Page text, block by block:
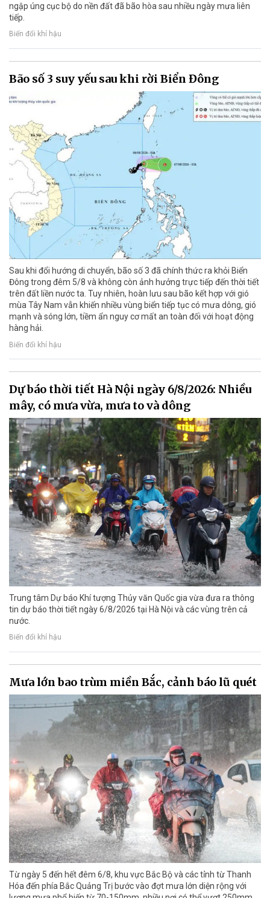
ngập úng cục bộ do nền đất đã bão hòa sau nhiều ngày mưa liên
tiếp.
Biến đổi khí hậu
Bão số 3 suy yếu sau khi rời Biển Đông
Sau khi đổi hướng di chuyển, bão số 3 đã chính thức ra khỏi Biển
Đông trong đêm 5/8 và không còn ảnh hưởng trực tiếp đến thời tiết
trên đất liền nước ta. Tuy nhiên, hoàn lưu sau bão kết hợp với gió
mùa Tây Nam vẫn khiến nhiều vùng biển tiếp tục có mưa dông, gió
mạnh và sóng lớn, tiềm ẩn nguy cơ mất an toàn đối với hoạt động
hàng hải.
Biến đổi khí hậu
Dự báo thời tiết Hà Nội ngày 6/8/2026: Nhiều
mây, có mưa vừa, mưa to và dông
Trung tâm Dự báo Khí tượng Thủy văn Quốc gia vừa đưa ra thông
tin dự báo thời tiết ngày 6/8/2026 tại Hà Nội và các vùng trên cả
nước.
Biến đổi khí hậu
Mưa lớn bao trùm miền Bắc, cảnh báo lũ quét
Từ ngày 5 đến hết đêm 6/8, khu vực Bắc Bộ và các tỉnh từ Thanh
Hóa đến phía Bắc Quảng Trị bước vào đợt mưa lớn diện rộng với